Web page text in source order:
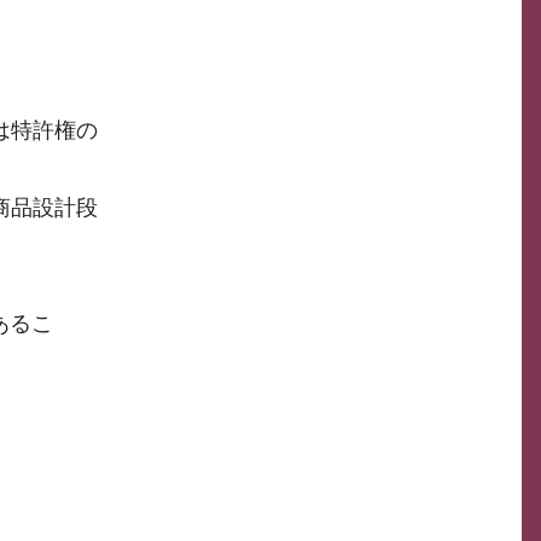
特許権の
品設計段
るこ